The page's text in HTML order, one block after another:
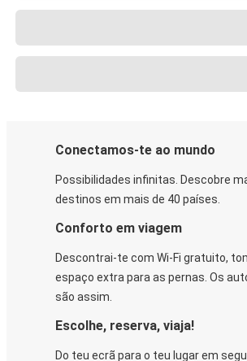
Conectamos-te ao mundo
Possibilidades infinitas. Descobre
destinos em mais de 40 países.
Conforto em viagem
Descontrai-te com Wi-Fi gratuito,
espaço extra para as pernas. Os
são assim.
Escolhe, reserva, viaja!
Do teu ecrã para o teu lugar em